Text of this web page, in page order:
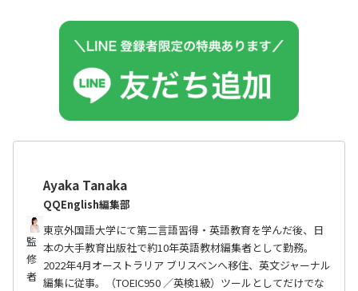
監
修
者
Ayaka Tanaka
QQEnglish編集部
東京外国語大学にて第二言語習得・英語教育を学んだ後、日
本の大手教育出版社で約10年英語教材編集者として勤務。
2022年4月オーストラリア ブリスベンへ移住、英文ジャーナル
編集に従事。（TOEIC950 ／英検1級）ツールとしてだけでな